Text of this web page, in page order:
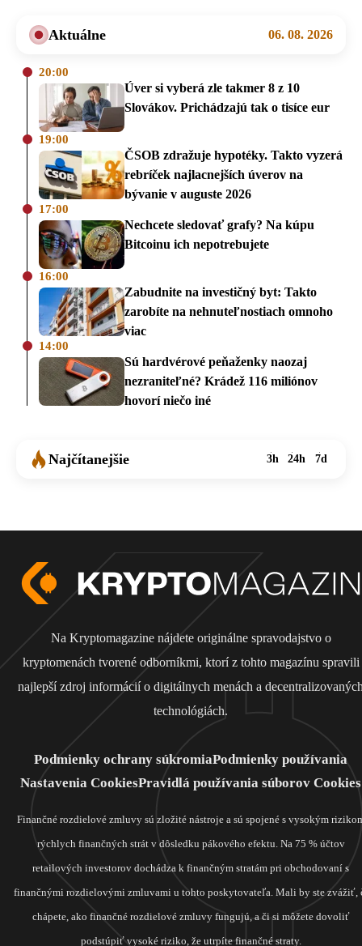
Aktuálne 06. 08. 2026
20:00
Úver si vyberá zle takmer 8 z 10
Slovákov. Prichádzajú tak o tisíce eur
19:00
ČSOB zdražuje hypotéky. Takto vyzerá
rebríček najlacnejších úverov na
bývanie v auguste 2026
17:00
Nechcete sledovať grafy? Na kúpu
Bitcoinu ich nepotrebujete
16:00
Zabudnite na investičný byt: Takto
zarobíte na nehnuteľnostiach omnoho
viac
14:00
Sú hardvérové peňaženky naozaj
nezraniteľné? Krádež 116 miliónov
hovorí niečo iné
Najčítanejšie 3h 24h 7d
Na Kryptomagazine nájdete originálne spravodajstvo o
kryptomenách tvorené odborníkmi, ktorí z tohto magazínu spravili
najlepší zdroj informácií o digitálnych menách a
technológiách.
Podmienky ochrany súkromiaPodmienky používania
Nastavenia CookiesPravidlá používania súborov Cookies
Finančné rozdielové zmluvy sú zložité nástroje a sú spojené s vysokým
rýchlych finančných strát v dôsledku pákového efektu. Na 75 % účtov
retailových investorov dochádza k finančným stratám pri obchodovaní s
finančnými rozdielovými zmluvami u tohto poskytovateľa. Mali by ste zvážiť,
chápete, ako finančné rozdielové zmluvy fungujú, a či si môžete dovoliť
podstúpiť vysoké riziko, že utrpíte finančné straty.